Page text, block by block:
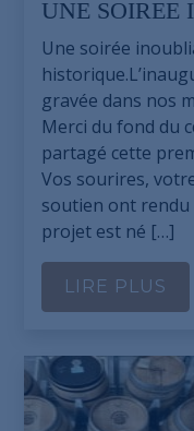
UNE SOIREE
Une soirée
gravée dans nos
Merci du fond du
partagé cette
Vos sourires,
soutien ont rendu
projet est né […]
LIRE PLUS